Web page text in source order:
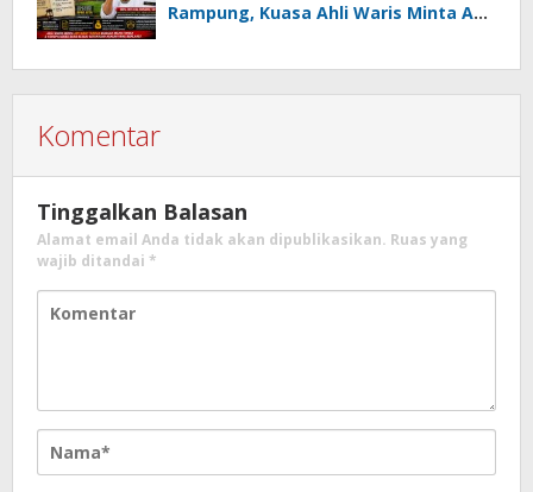
Rampung, Kuasa Ahli Waris Minta APH
Komentar
Tinggalkan Balasan
Alamat email Anda tidak akan dipublikasikan. Ruas yang
wajib ditandai *